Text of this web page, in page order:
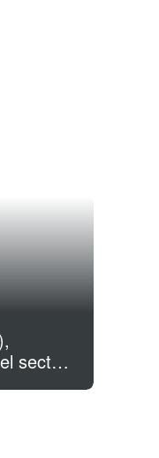
sector